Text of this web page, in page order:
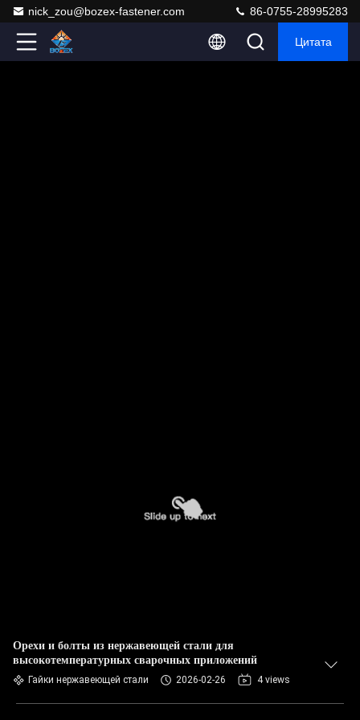
nick_zou@bozex-fastener.com 86-0755-28995283
Цитата
Орехи и болты из нержавеющей стали для
высокотемпературных сварочных приложений
Гайки нержавеющей стали 2026-02-26 4 views